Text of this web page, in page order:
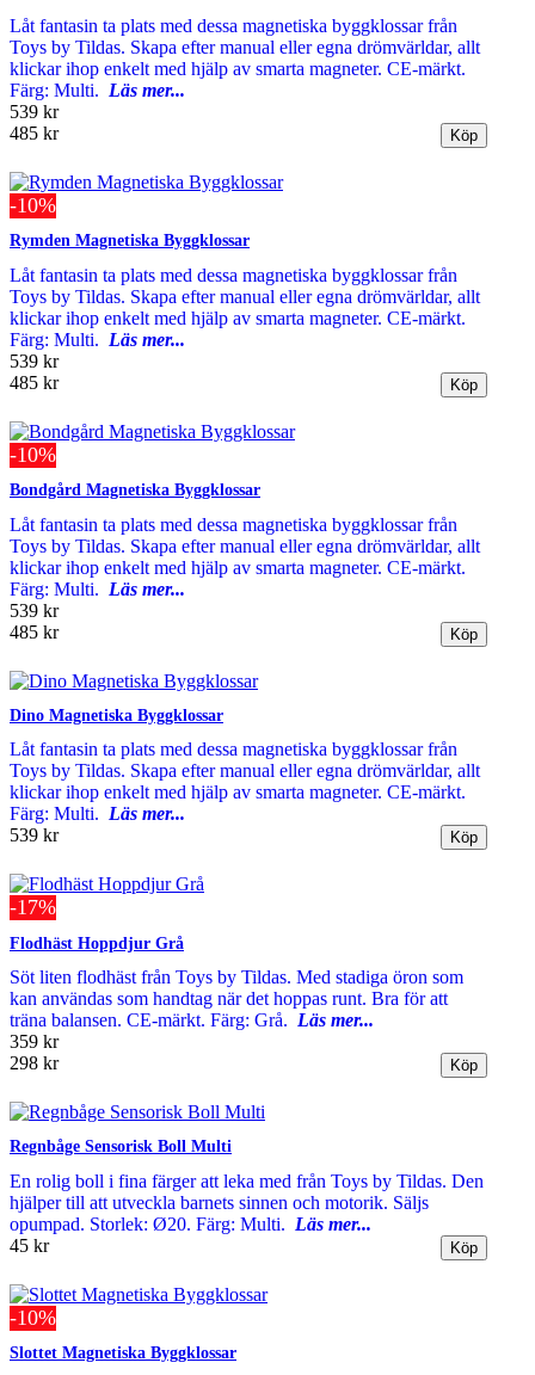
Låt fantasin ta plats med dessa magnetiska byggklossar från
Toys by Tildas. Skapa efter manual eller egna drömvärldar, allt
klickar ihop enkelt med hjälp av smarta magneter. CE-märkt.
Färg: Multi. Läs mer...
539 kr
485 kr
-10%
Rymden Magnetiska Byggklossar
Låt fantasin ta plats med dessa magnetiska byggklossar från
Toys by Tildas. Skapa efter manual eller egna drömvärldar, allt
klickar ihop enkelt med hjälp av smarta magneter. CE-märkt.
Färg: Multi. Läs mer...
539 kr
485 kr
-10%
Bondgård Magnetiska Byggklossar
Låt fantasin ta plats med dessa magnetiska byggklossar från
Toys by Tildas. Skapa efter manual eller egna drömvärldar, allt
klickar ihop enkelt med hjälp av smarta magneter. CE-märkt.
Färg: Multi. Läs mer...
539 kr
485 kr
Dino Magnetiska Byggklossar
Låt fantasin ta plats med dessa magnetiska byggklossar från
Toys by Tildas. Skapa efter manual eller egna drömvärldar, allt
klickar ihop enkelt med hjälp av smarta magneter. CE-märkt.
Färg: Multi. Läs mer...
539 kr
-17%
Flodhäst Hoppdjur Grå
Söt liten flodhäst från Toys by Tildas. Med stadiga öron som
kan användas som handtag när det hoppas runt. Bra för att
träna balansen. CE-märkt. Färg: Grå. Läs mer...
359 kr
298 kr
Regnbåge Sensorisk Boll Multi
En rolig boll i fina färger att leka med från Toys by Tildas. Den
hjälper till att utveckla barnets sinnen och motorik. Säljs
opumpad. Storlek: Ø20. Färg: Multi. Läs mer...
45 kr
-10%
Slottet Magnetiska Byggklossar